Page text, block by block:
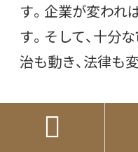
す。企業が変われ
す。そして、十分
治も動き、法律も
変化の兆し
